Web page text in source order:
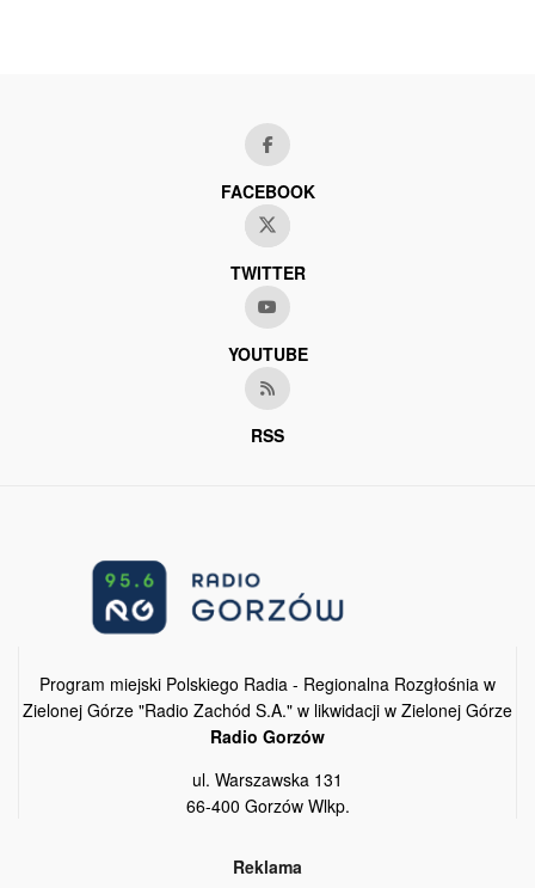
FACEBOOK
TWITTER
YOUTUBE
RSS
Program miejski Polskiego Radia - Regionalna Rozgłośnia w
Zielonej Górze "Radio Zachód S.A." w likwidacji w Zielonej Górze
Radio Gorzów
ul. Warszawska 131
66-400 Gorzów Wlkp.
Reklama